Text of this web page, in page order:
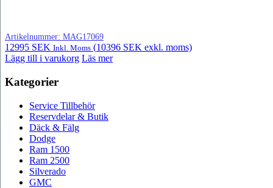
Artikelnummer: MAG17069
12995 SEK Inkl. Moms (10396 SEK exkl. moms)
Lägg till i varukorg Läs mer
Kategorier
Service Tillbehör
Reservdelar & Butik
Däck & Fälg
Dodge
Ram 1500
Ram 2500
Silverado
GMC